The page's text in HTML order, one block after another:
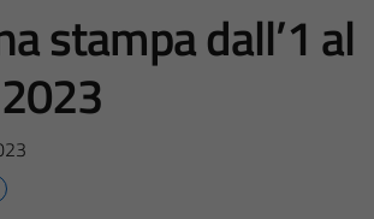
stampa dall’1 al